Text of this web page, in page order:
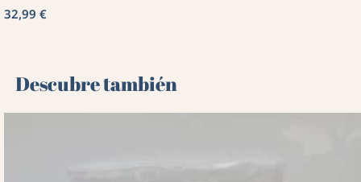
32,99 €
Descubre también 🌻